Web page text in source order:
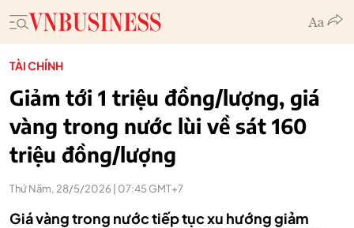
TÀI CHÍNH
Giảm tới 1 triệu đồng/lượng, giá
vàng trong nước lùi về sát 160
triệu đồng/lượng
Thứ Năm, 28/5/2026 | 07:45 GMT+7
Giá vàng trong nước tiếp tục xu hướng giảm